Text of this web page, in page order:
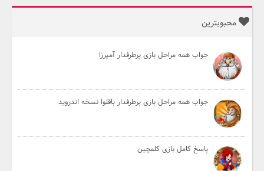
محبوبترین
جواب همه مراحل بازی پرطرفدار آمیرزا
جواب همه مراحل بازی پرطرفدار باقلوا نسخه اندروید
پاسخ کامل بازی کلمچین